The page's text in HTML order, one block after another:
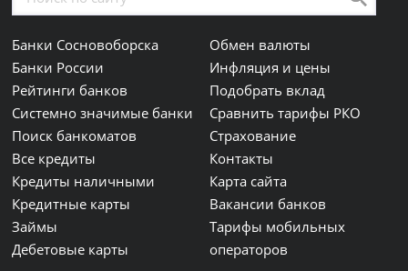
Банки Сосновоборска
Банки России
Рейтинги банков
Системно значимые банки
Поиск банкоматов
Все кредиты
Кредиты наличными
Кредитные карты
Займы
Дебетовые карты
Обмен валюты
Инфляция и цены
Подобрать вклад
Сравнить тарифы РКО
Страхование
Контакты
Карта сайта
Вакансии банков
Тарифы мобильных
операторов